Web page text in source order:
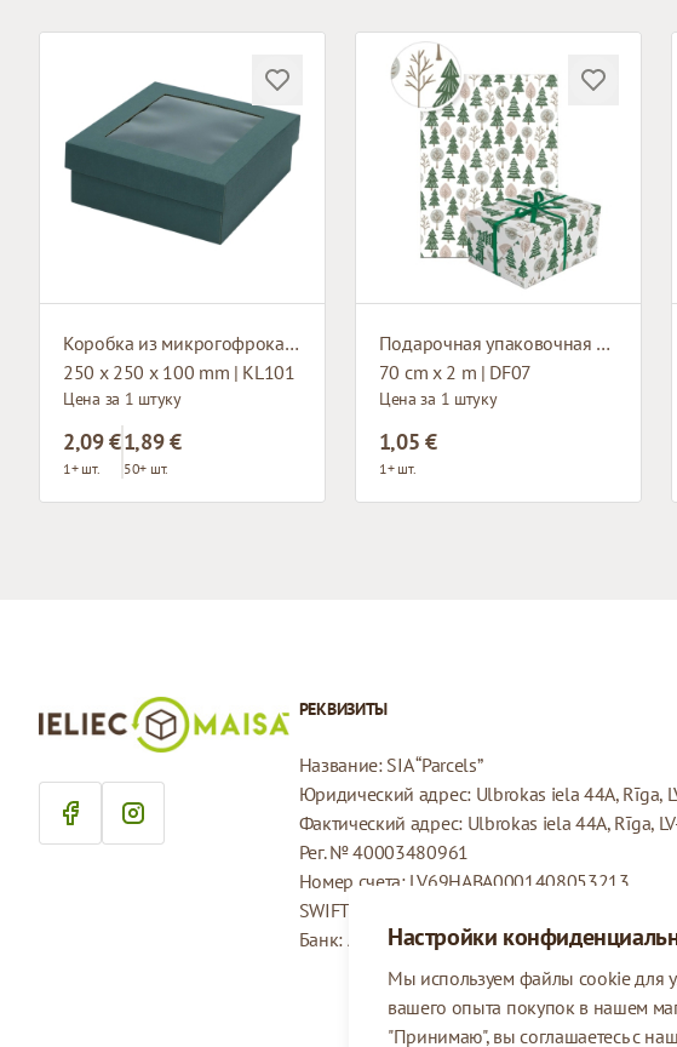
Коробка из микрогофрокартона с окном
250 x 250 x 100 mm | KL101
Цена за 1 штуку
2,09 €
1+ шт.
1,89 €
50+ шт.
Подарочная упаковочная бумага
70 cm x 2 m | DF07
Цена за 1 штуку
1,05 €
1+ шт.
Настройки
Мы используем файлы cookie для
вашего опыта покупок в нашем
"Принимаю", вы соглашаетесь с
РЕКВИЗИТЫ
Название: SIA “Parcels”
Юридический адрес: Ulbrokas iela 44A, Rīga,
Фактический адрес: Ulbrokas iela 44A, Rīga,
Рег. № 40003480961
Номер счета: LV69HABA0001408053213
SWIFT: HABALV22
Банк: AS Swedbank